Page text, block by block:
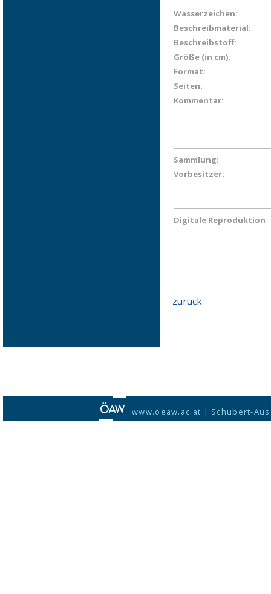
Wasserzeichen:
Beschreibmaterial:
Beschreibstoff:
Größe (in cm):
Format:
Seiten:
Kommentar:
Sammlung:
Vorbesitzer:
Digitale Reproduktion
zurück
www.oeaw.ac.at | Schubert-